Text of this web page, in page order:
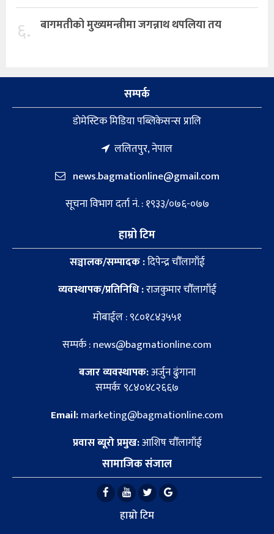
६. बागमतीको मुख्यमन्त्रीमा जगन्नाथ थपलिया तय
सम्पर्क
डाेमेस्टिक मिडिया पब्लिकेसन्स प्रालि
ललितपुर, नेपाल
news.bagmationline@gmail.com
सूचना विभाग दर्ता नं. : १९३३/०७६-०७७
हाम्रो टिम
सञ्चालक/सम्पादक :दिपेन्द्र चौँलागाँई
व्यवस्थापक/प्रतिनिधि :राजकुमार चौँलागाँई
मोबाईल : ९८०१८४३५५१
सम्पर्क : news@bagmationline.com
बजार व्यवस्थापक:अर्जुन ढुंगाना
सम्पर्कः ९८४०४८२६६७
Email:marketing@bagmationline.com
प्रवास ब्यूरो प्रमुख:आशिष चौँलागाँई
सामाजिक संजाल
हाम्रो टिम